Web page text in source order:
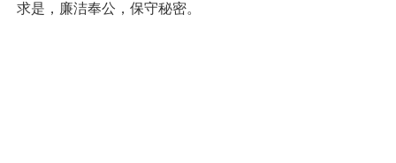
求是，廉洁奉公，保守秘密。